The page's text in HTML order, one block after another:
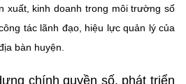
English
xuất, kinh doanh trong môi trường số
tác lãnh đạo, hiệu lực quản lý của
bàn huyện.
chính quyền số, phát triển